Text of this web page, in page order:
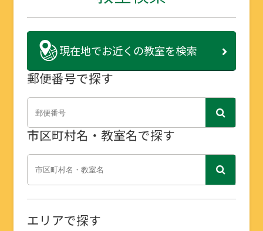
現在地でお近くの教室を検索
郵便番号で探す
市区町村名・教室名で探す
エリアで探す